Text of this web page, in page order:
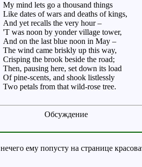
My mind lets go a thousand things
Like dates of wars and deaths of kings,
And yet recalls the very hour –
'T was noon by yonder village tower,
And on the last blue noon in May –
The wind came briskly up this way,
Crisping the brook beside the road;
Then, pausing here, set down its load
Of pine-scents, and shook listlessly
Two petals from that wild-rose tree.
Обсуждение
ему попусту на странице